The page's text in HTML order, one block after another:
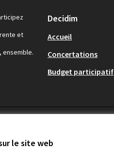
le site web
et
ensemble.
Decidim
Accueil
Concertations
Budget participatif